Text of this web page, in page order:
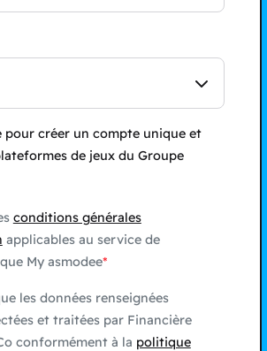
pour créer un compte unique et
de jeux du Groupe
conditions générales
applicables au service de
My asmodee
les données renseignées
et traitées par Financière
conformément à la politique